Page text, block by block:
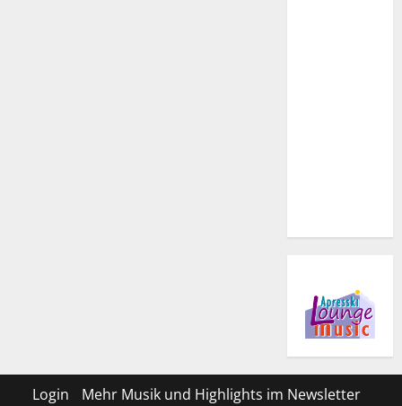
Login
Mehr Musik und Highlights im Newsletter